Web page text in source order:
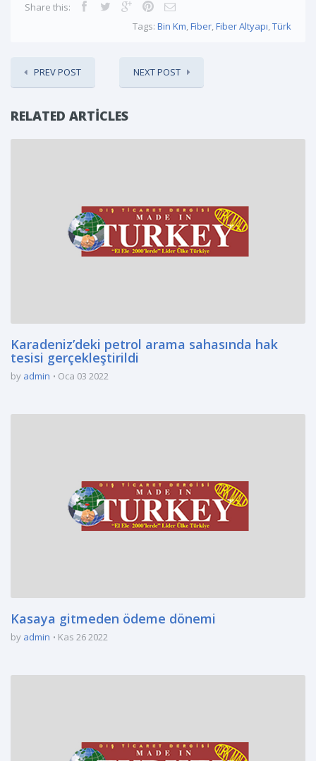
Share this:
Tags: Bin Km,Fiber,Fiber Altyapı,Türk
PREV POST NEXT POST
RELATED ARTICLES
Karadeniz’deki petrol arama sahasında hak
tesisi gerçekleştirildi
by admin Oca 03 2022
Kasaya gitmeden ödeme dönemi
by admin Kas 26 2022